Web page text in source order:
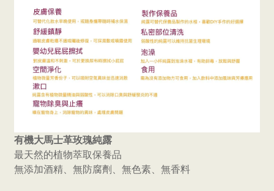
有機大馬士革玫瑰純露
最天然的植物萃取保養品
無添加酒精、無防腐劑、無色素、無香料